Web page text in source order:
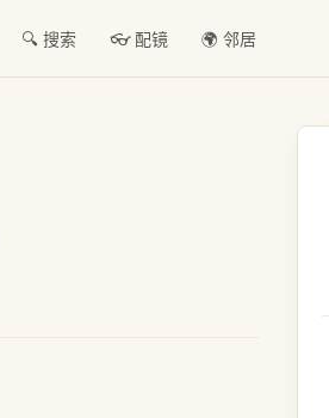
🔍 搜索 👓 配镜 🌍 邻居